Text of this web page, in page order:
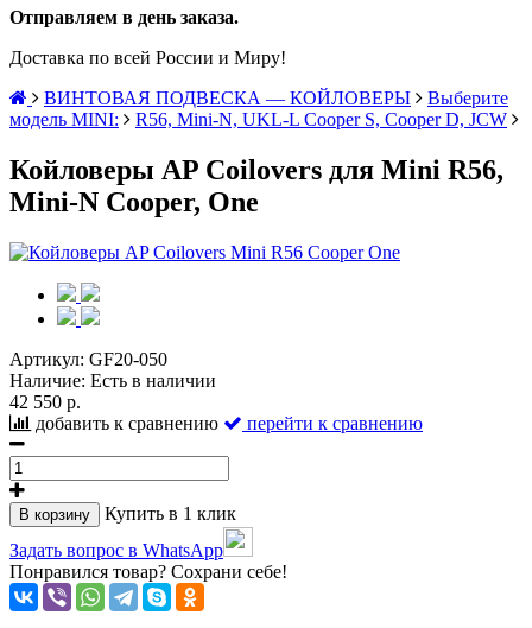
Отправляем в день заказа.
Доставка по всей России и Миру!
ВИНТОВАЯ ПОДВЕСКА — КОЙЛОВЕРЫ
Выберите
модель MINI:
R56, Mini-N, UKL-L Cooper S, Cooper D, JCW
Койловеры AP Coilovers для Mini R56,
Mini-N Cooper, One
Артикул: GF20-050
Наличие: Есть в наличии
42 550 р.
добавить к сравнению
перейти к сравнению
В корзину
Купить в 1 клик
Задать вопрос в WhatsApp
Понравился товар? Сохрани себе!